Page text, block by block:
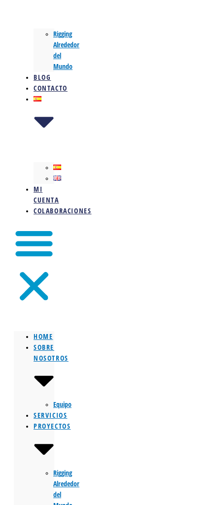
Rigging
Alrededor
del
Mundo
BLOG
CONTACTO
MI
CUENTA
COLABORACIONES
HOME
SOBRE
NOSOTROS
Equipo
SERVICIOS
PROYECTOS
Rigging
Alrededor
del